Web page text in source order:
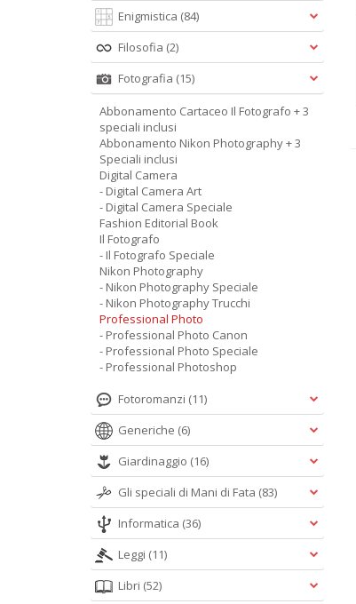
SPECIALE N.4
Digitale
4.90 €
DIGITAL CAMERA SPECIALE N.3
9.90 €
Digitale
4.90 €
Enigmistica (84)
Filosofia (2)
Fotografia (15)
Abbonamento Cartaceo Il Fotografo + 3
speciali inclusi
Abbonamento Nikon Photography + 3
Speciali inclusi
Digital Camera
- Digital Camera Art
- Digital Camera Speciale
Fashion Editorial Book
Il Fotografo
- Il Fotografo Speciale
Nikon Photography
- Nikon Photography Speciale
- Nikon Photography Trucchi
Professional Photo
- Professional Photo Canon
- Professional Photo Speciale
- Professional Photoshop
Fotoromanzi (11)
Generiche (6)
Giardinaggio (16)
Gli speciali di Mani di Fata (83)
Informatica (36)
Leggi (11)
Libri (52)